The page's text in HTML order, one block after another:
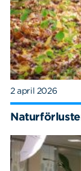
2 april 2026